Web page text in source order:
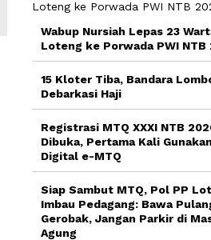
Wabup Nursiah Lepas 23
Loteng ke Porwada PWI NTB
15 Kloter Tiba, Bandara
Debarkasi Haji
Registrasi MTQ XXXI NTB
Dibuka, Pertama Kali
Digital e-MTQ
Siap Sambut MTQ, Pol PP
Imbau Pedagang: Bawa
Gerobak, Jangan Parkir di
Agung